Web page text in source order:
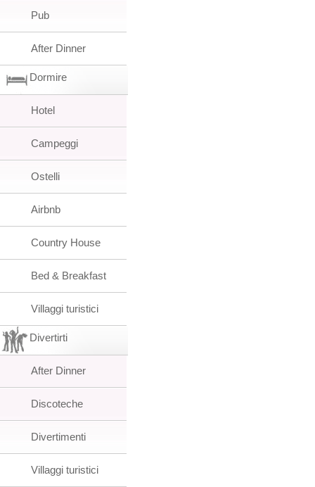
Pub
After Dinner
Dormire
Hotel
Campeggi
Ostelli
Airbnb
Country House
Bed & Breakfast
Villaggi turistici
Divertirti
After Dinner
Discoteche
Divertimenti
Villaggi turistici